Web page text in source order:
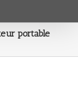
portable